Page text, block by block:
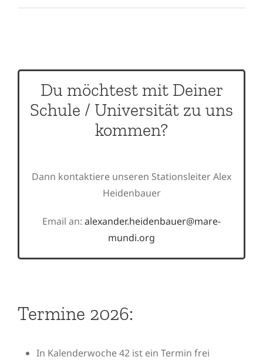
Du möchtest mit Deiner
Schule / Universität zu uns
kommen?
Dann kontaktiere unseren Stationsleiter Alex
Heidenbauer
Email an: alexander.heidenbauer@mare-
mundi.org
Termine 2026:
In Kalenderwoche 42 ist ein Termin frei